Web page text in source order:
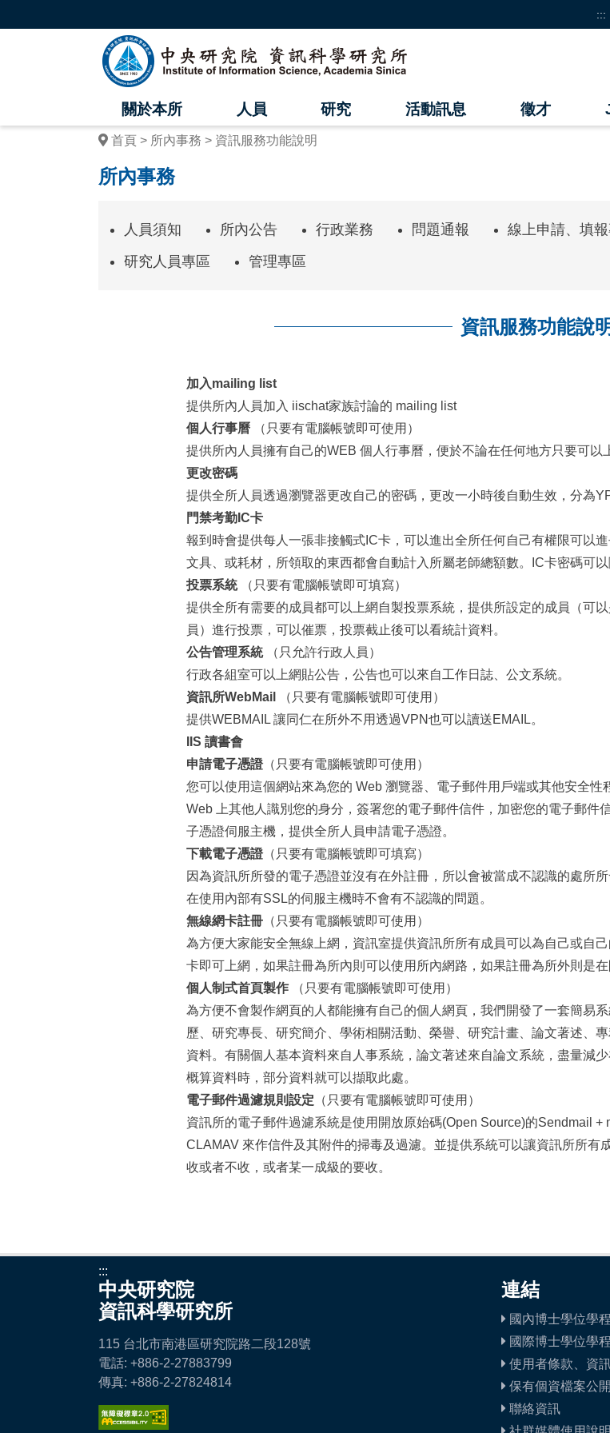
:::
中
央
研
究
資
學
關於本所 人員 研究 活動訊息 徵才
首頁 所內事務 資訊服務功能說明
所內事務
人員須知 所內公告 行政業務 問題通報 線上申請、填
研究人員專區
管理專區
資訊服務功能說明
加入mailing list
提供所內人員加入 iischat家族討論的 mailing list
個人行事曆（只要有電腦帳號即可使用）
提供所內人員擁有自己的WEB 個人行事曆，便於不論在任何地方只要可以
更改密碼
提供全所人員透過瀏覽器更改自己的密碼，更改一小時後自動生效，分為
門禁考勤IC卡
報到時會提供每人一張非接觸式IC卡，可以進出全所任何自己有權限可以
文具、或耗材，所領取的東西都會自動計入所屬老師總額數。IC卡密碼可
投票系統（只要有電腦帳號即可填寫）
提供全所有需要的成員都可以上網自製投票系統，提供所設定的成員（可
員）進行投票，可以催票，投票截止後可以看統計資料。
公告管理系統（只允許行政人員）
行政各組室可以上網貼公告，公告也可以來自工作日誌、公文系統。
資訊所WebMail
（只要有電腦帳號即可使用）
提供WEBMAIL 讓同仁在所外不用透過VPN也可以讀送EMAIL。
IIS 讀書會
申請電子憑證（只要有電腦帳號即可使用）
您可以使用這個網站來為您的 Web 瀏覽器、電子郵件用戶端或其他安全
Web 上其他人識別您的身分，簽署您的電子郵件信件，加密您的電子郵件
子憑證伺服主機，提供全所人員申請電子憑證。
下載電子憑證（只要有電腦帳號即可填寫）
因為資訊所所發的電子憑證並沒有在外註冊，所以會被當成不認識的處所
在使用內部有SSL的伺服主機時不會有不認識的問題。
無線網卡註冊（只要有電腦帳號即可使用）
為方便大家能安全無線上網，資訊室提供資訊所所有成員可以為自己或自
卡即可上網，如果註冊為所內則可以使用所內網路，如果註冊為所外則是在
個人制式首頁製作（只要有電腦帳號即可使用）
為方便不會製作網頁的人都能擁有自己的個人網頁，我們開發了一套簡易
歷、研究專長、研究簡介、學術相關活動、榮譽、研究計畫、論文著述、
資料。有關個人基本資料來自人事系統，論文著述來自論文系統，盡量減
概算資料時，部分資料就可以擷取此處。
電子郵件過濾規則設定 （只要有電腦帳號即可使用）
資訊所的電子郵件過濾系統是使用開放原始碼(Open Source)的Sendmail
CLAMAV 來作信件及其附件的掃毒及過濾。並提供系統可以讓資訊所所有
收或者不收，或者某一成級的要收。
:::
中央研究院
資訊科學研究所
115 台北市南港區研究院路二段128號
電話: +886-2-27883799
傳真: +886-2-27824814
連結
國內博士學位學程
國際博士學位學
使用者條款、資
保有個資檔案公
聯絡資訊